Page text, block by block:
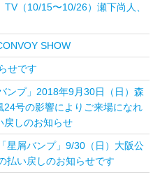
（10/15〜10/26）瀬下尚人、
SHOW
せです
ンプ」2018年9月30日（日）森
号の影響によりご来場になれ
戻しのお知らせ
星屑バンプ」9/30（日）大阪公
払い戻しのお知らせです